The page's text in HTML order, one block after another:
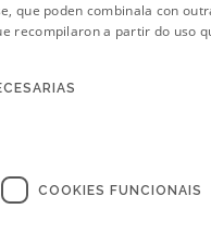
que poden combinala con
recompilaron a partir do uso
COOKIES FUNCIONAIS